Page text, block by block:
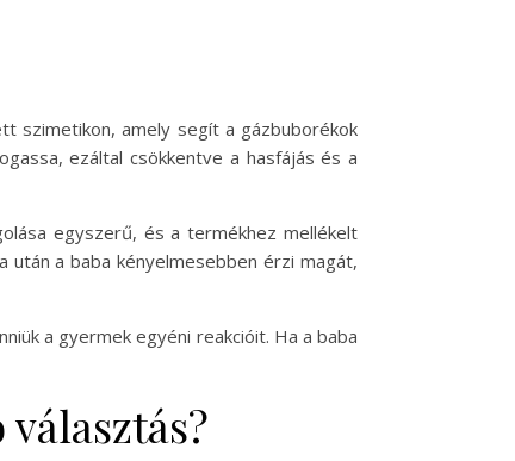
szimetikon, amely segít a gázbuborékok
ezáltal csökkentve a hasfájás és a
egyszerű, és a termékhez mellékelt
után a baba kényelmesebben érzi magát,
a gyermek egyéni reakcióit. Ha a baba